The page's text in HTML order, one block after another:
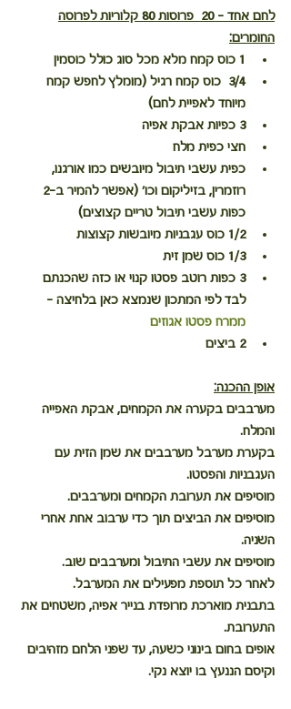
לחם אחד – 20  פרוסות 80 קלוריות לפרוסה
החומרים:
1 כוס קמח מלא מכל סוג כולל כוסמין
3/4  כוס קמח רגיל (מומלץ לחפש קמח
מיוחד לאפיית לחם)
3 כפיות אבקת אפיה
חצי כפית מלח
כפית עשבי תיבול מיובשים כמו אורגנו,
כפות עשבי תיבול טריים קצוצים)
1/2 כוס עגבניות מיובשות קצוצות
1/3 כוס שמן זית
3 כפות רוטב פסטו קנוי או כזה שהכנתם
לבד לפי המתכון שנמצא כאן בלחיצה -
ממרח פסטו אגוזים
2 ביצים
אופן ההכנה:
מערבבים בקערה את הקמחים, אבקת האפייה
והמלח.
בקערת מערבל מערבבים את שמן הזית עם
העגבניות והפסטו.
מוסיפים את תערובת הקמחים ומערבבים.
מוסיפים את הביצים תוך כדי ערבוב אחת אחרי
השניה.
מוסיפים את עשבי התיבול ומערבבים שוב.
לאחר כל תוספת מפעילים את המערבל.
בתבנית מוארכת מרופדת בנייר אפיה, משטחים את
התערובת.
אופים בחום בינוני כשעה, עד שפני הלחם מזהיבים
וקיסם הננעץ בו יוצא נקי.